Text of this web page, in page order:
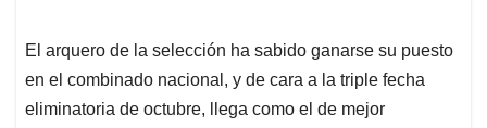
El arquero de la selección ha sabido ganarse su puesto
en el combinado nacional, y de cara a la triple fecha
eliminatoria de octubre, llega como el de mejor